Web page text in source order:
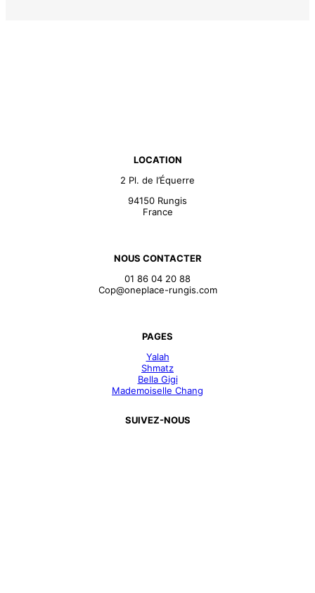
LOCATION
2 Pl. de l’Équerre
94150 Rungis
France
NOUS CONTACTER
01 86 04 20 88
Cop@oneplace-rungis.com
PAGES
Yalah
Shmatz
Bella Gigi
Mademoiselle Chang
SUIVEZ-NOUS